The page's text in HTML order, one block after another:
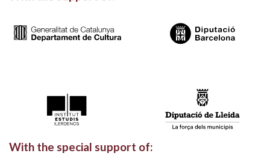
With the special support of: